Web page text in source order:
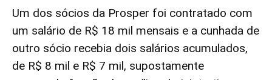
Um dos sócios da Prosper foi contratado com
um salário de R$ 18 mil mensais e a cunhada de
outro sócio recebia dois salários acumulados,
de R$ 8 mil e R$ 7 mil, supostamente